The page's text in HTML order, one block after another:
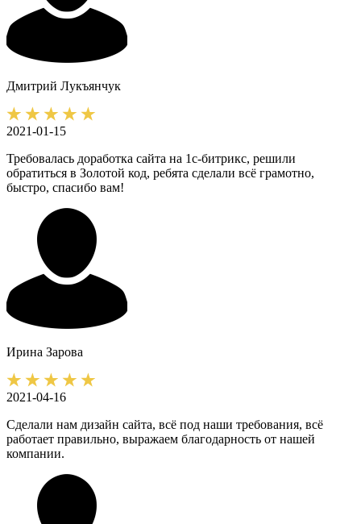
Дмитрий Лукъянчук
2021-01-15
Требовалась доработка сайта на 1с-битрикс, решили
обратиться в Золотой код, ребята сделали всё грамотно,
быстро, спасибо вам!
Ирина Зарова
2021-04-16
Сделали нам дизайн сайта, всё под наши требования, всё
работает правильно, выражаем благодарность от нашей
компании.